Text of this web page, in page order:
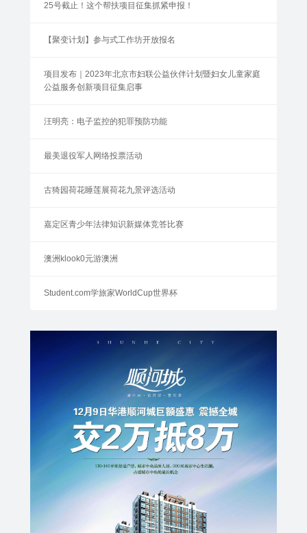
25号截止！这个帮扶项目征集抓紧申报！
【聚变计划】参与式工作坊开放报名
项目发布｜2023年北京市妇联公益伙伴计划暨妇女儿童家庭
公益服务创新项目征集启事
汪明亮：电子监控的犯罪预防功能
最美退役军人网络投票活动
古猗园荷花睡莲展荷花九景评选活动
嘉定区青少年法律知识新媒体竞答比赛
澳洲klook0元游澳洲
Student.com学旅家WorldCup世界杯